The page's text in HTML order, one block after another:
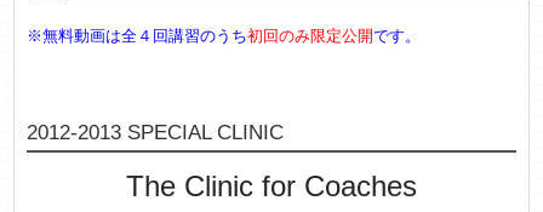
※無料動画は全４回講習のうち初回のみ限定公開です。
2012-2013 SPECIAL CLINIC
The Clinic for Coaches